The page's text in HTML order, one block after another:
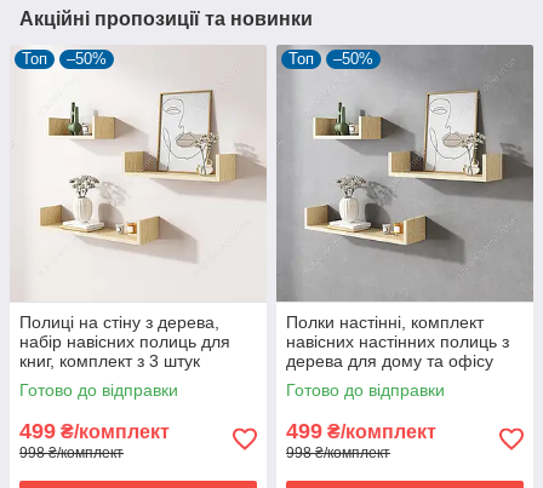
Акційні пропозиції та новинки
Топ –50%
Полиці на стіну з дерева,
набір навісних полиць для
книг, комплект з 3 штук
Готово до відправки
499 ₴/комплект
998 ₴/комплект
Топ –50%
Полки настінні, комплект
навісних настінних полиць з
дерева для дому та офісу
Готово до відправки
499 ₴/комплект
998 ₴/комплект